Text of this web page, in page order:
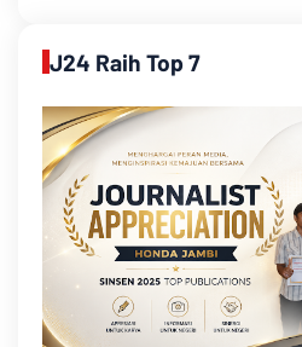
J24 Raih Top 7